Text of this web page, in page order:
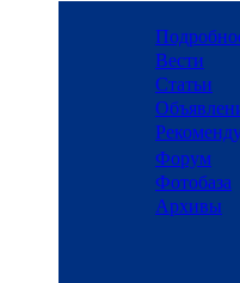
Вести
Статьи
Форум
Фотобаза
Архивы